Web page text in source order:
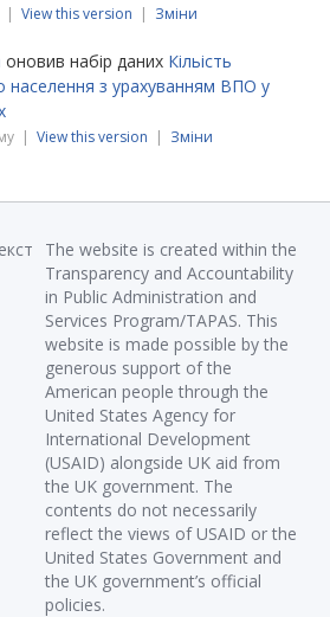
| View this version | Зміни
оновив набір даних Кільість
населення з урахуванням ВПО у
| View this version | Зміни
The website is created within the
Transparency and Accountability
in Public Administration and
Services Program/TAPAS. This
website is made possible by the
generous support of the
American people through the
United States Agency for
International Development
(USAID) alongside UK aid from
the UK government. The
contents do not necessarily
reflect the views of USAID or the
United States Government and
the UK government’s official
policies.